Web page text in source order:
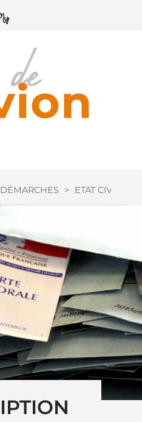
> ETAT CIVIL